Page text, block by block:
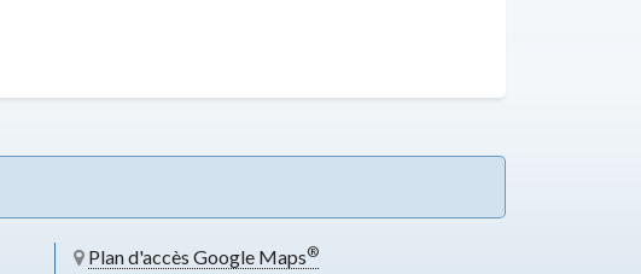
Plan d'accès Google Maps®